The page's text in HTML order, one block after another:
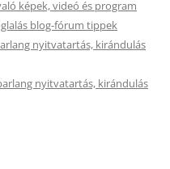
képek, videó és program
blog-fórum tippek
nyitvatartás, kirándulás
nyitvatartás, kirándulás